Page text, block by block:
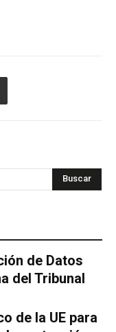
Buscar
de Datos
del Tribunal
de la UE para